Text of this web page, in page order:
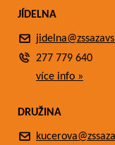
JÍDELNA
277 779 640
více info »
DRUŽINA